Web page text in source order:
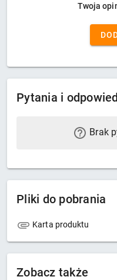
Twoja
Pytania i
Brak
Pliki do pobrania
Karta produktu
Zobacz także